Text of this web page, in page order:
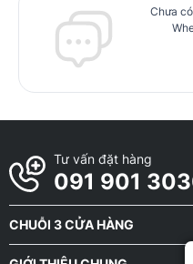
Chưa
Tư vấn đặt hàng
091 901
CHUỖI 3 CỬA HÀNG